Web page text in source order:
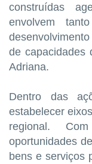
construídas
envolvem
de capacidades
Adriana.
Dentro das
estabelecer
regional.
oportunidades
bens e serviços